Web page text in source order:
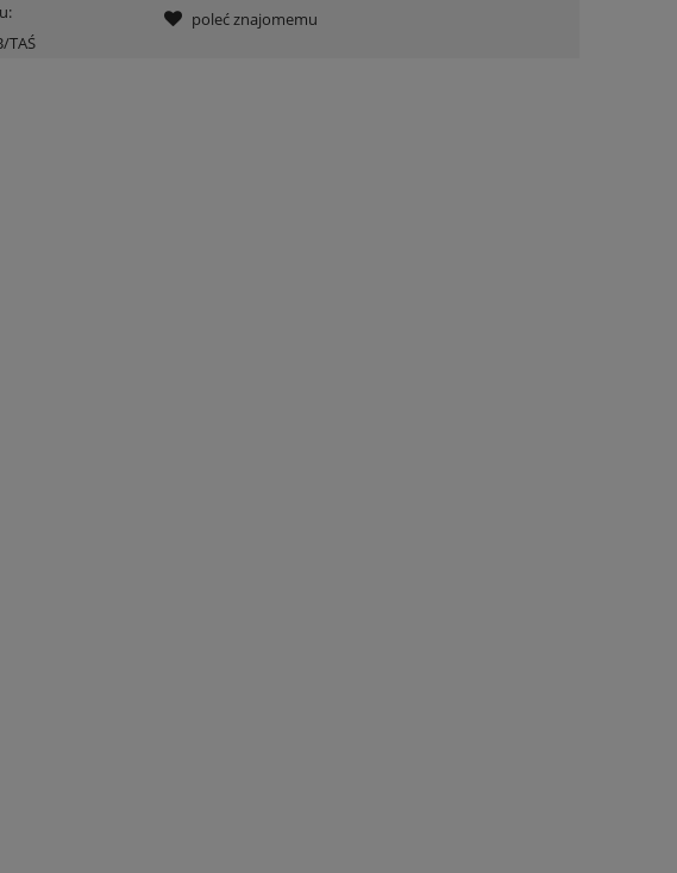
TAŚ
poleć znajomemu